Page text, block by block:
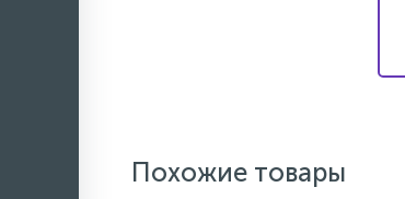
Похожие товары